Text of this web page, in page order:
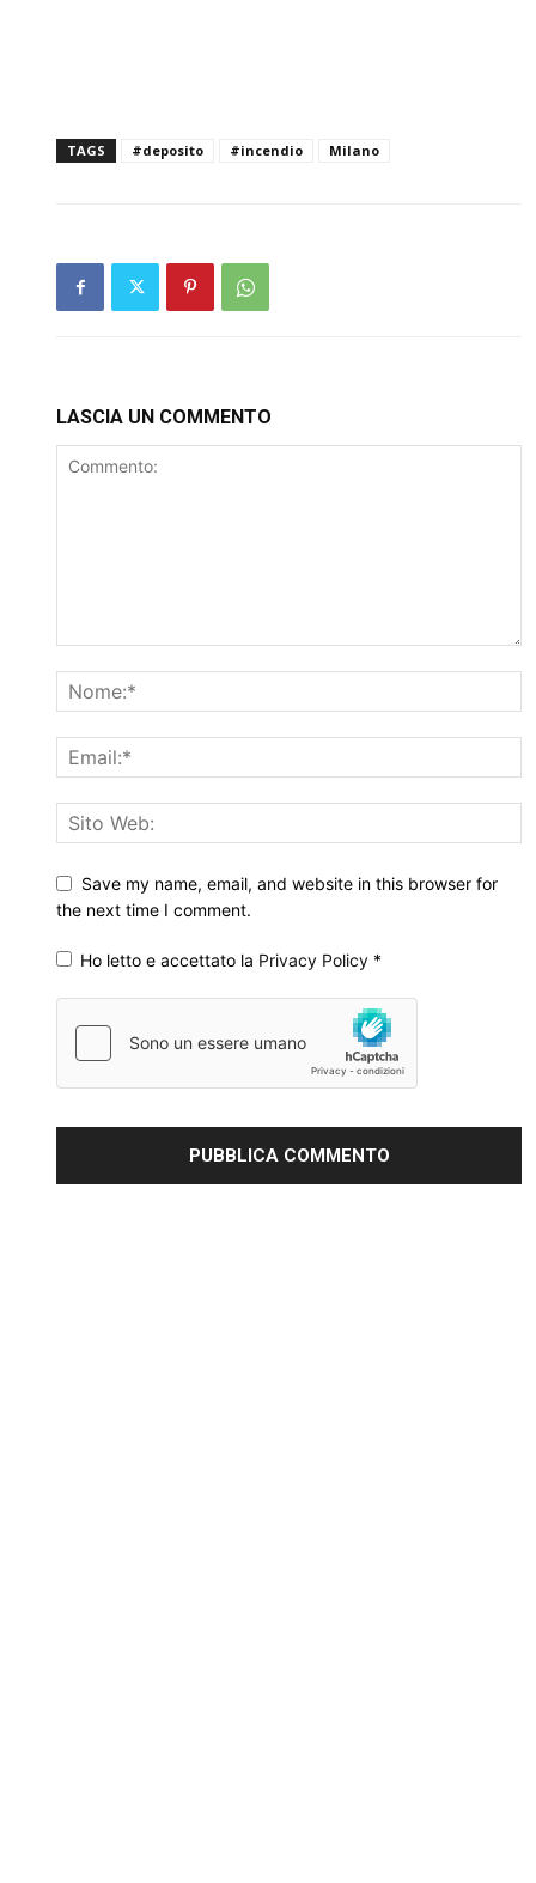
TAGS #deposito #incendio Milano
LASCIA UN COMMENTO
Save my name, email, and website in this browser for
the next time I comment.
Ho letto e accettato la Privacy Policy *